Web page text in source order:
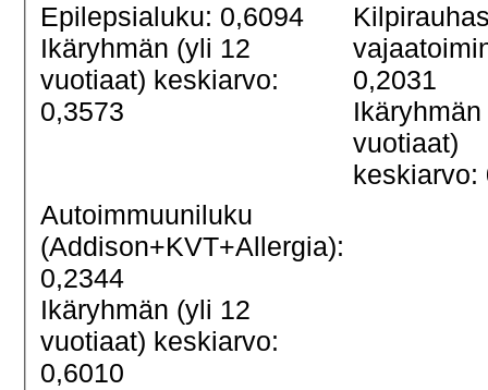
Epilepsialuku: 0,6094
Ikäryhmän (yli 12
vuotiaat) keskiarvo:
0,3573
0,2031
vuotiaat)
keskiarvo:
Autoimmuuniluku
(Addison+KVT+Allergia):
0,2344
Ikäryhmän (yli 12
vuotiaat) keskiarvo:
0,6010